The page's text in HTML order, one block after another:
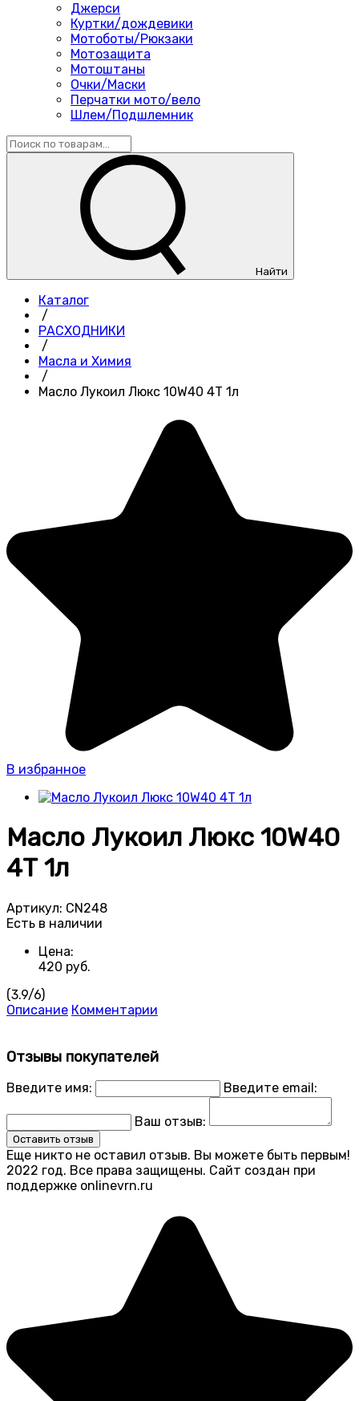
Джерси
Куртки/дождевики
Мотоботы/Рюкзаки
Мотозащита
Мотоштаны
Очки/Маски
Перчатки мото/вело
Шлем/Подшлемник
Найти
Каталог
/
РАСХОДНИКИ
/
Масла и Химия
/
Масло Лукоил Люкс 10W40 4Т 1л
В избранное
Масло Лукоил Люкс 10W40
4Т 1л
Артикул: CN248
Есть в наличии
Цена:
420 руб.
(3.9/6)
Описание Комментарии
Отзывы покупателей
Введите имя: Введите email:
Ваш отзыв:
Оставить отзыв
Еще никто не оставил отзыв. Вы можете быть первым!
2022 год. Все права защищены. Сайт создан при
поддержке onlinevrn.ru